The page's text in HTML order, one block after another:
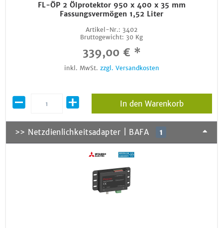
FL-ÖP 2 Ölprotektor 950 x 400 x 35 mm
Fassungsvermögen 1,52 Liter
Artikel-Nr.: 3402
Bruttogewicht: 30 Kg
339,00 € *
inkl. MwSt. zzgl. Versandkosten
In den Warenkorb
>> Netzdienlichkeitsadapter | BAFA 1